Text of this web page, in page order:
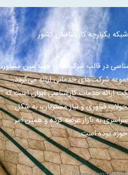
یکپارچه کارشناسان کشور
در قالب شرکت‌های مهندسین مشاور،
شرکت‌های خدماتی ارائه می‌گردد.
ارائه خدمات کارشناسی ایران است که
فناوری و نیاز مشتریان، به شکل
به بازار عرضه کرده و همین امر
بوده است.